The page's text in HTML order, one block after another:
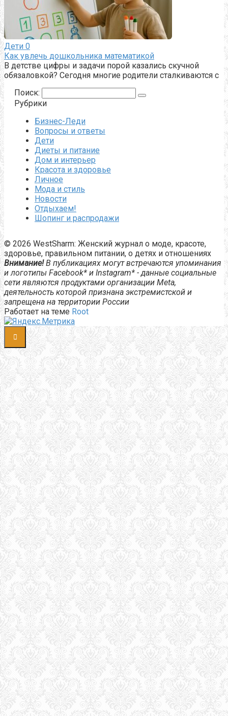
Дети 0
Как увлечь дошкольника математикой
В детстве цифры и задачи порой казались скучной
обязаловкой? Сегодня многие родители сталкиваются с
Поиск:
Рубрики
Бизнес-Леди
Вопросы и ответы
Дети
Диеты и питание
Дом и интерьер
Красота и здоровье
Личное
Мода и стиль
Новости
Отдыхаем!
Шопинг и распродажи
© 2026 WestSharm: Женский журнал о моде, красоте,
здоровье, правильном питании, о детях и отношениях
Внимание!В публикациях могут встречаются упоминания
и логотипы Facebook* и Instagram* - данные социальные
сети являются продуктами организации Meta,
деятельность которой признана экстремистской и
запрещена на территории России
Работает на теме Root